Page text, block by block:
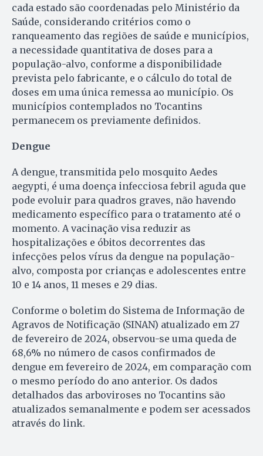
cada estado são coordenadas pelo Ministério da
Saúde, considerando critérios como o
ranqueamento das regiões de saúde e municípios,
a necessidade quantitativa de doses para a
população-alvo, conforme a disponibilidade
prevista pelo fabricante, e o cálculo do total de
doses em uma única remessa ao município. Os
municípios contemplados no Tocantins
permanecem os previamente definidos.
Dengue
A dengue, transmitida pelo mosquito Aedes
aegypti, é uma doença infecciosa febril aguda que
pode evoluir para quadros graves, não havendo
medicamento específico para o tratamento até o
momento. A vacinação visa reduzir as
hospitalizações e óbitos decorrentes das
infecções pelos vírus da dengue na população-
alvo, composta por crianças e adolescentes entre
10 e 14 anos, 11 meses e 29 dias.
Conforme o boletim do Sistema de Informação de
Agravos de Notificação (SINAN) atualizado em 27
de fevereiro de 2024, observou-se uma queda de
68,6% no número de casos confirmados de
dengue em fevereiro de 2024, em comparação com
o mesmo período do ano anterior. Os dados
detalhados das arboviroses no Tocantins são
atualizados semanalmente e podem ser acessados
através do link.